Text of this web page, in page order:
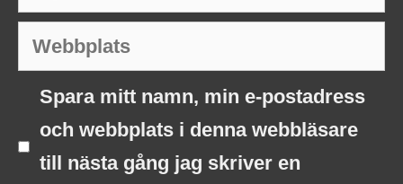
post
Webbplats
Spara mitt namn, min e-postadress
och webbplats i denna webbläsare
till nästa gång jag skriver en